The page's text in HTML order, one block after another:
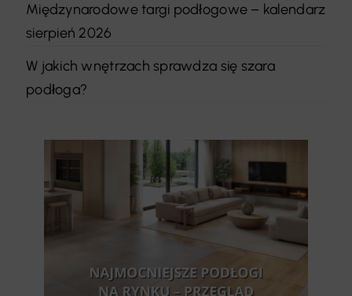
Międzynarodowe targi podłogowe – kalendarz
sierpień 2026
W jakich wnętrzach sprawdza się szara
podłoga?